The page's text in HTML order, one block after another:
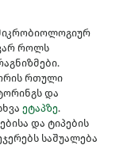
როლს
რთული
და
ეტაპზე.
და ტიპების
საშუალება